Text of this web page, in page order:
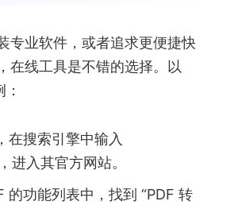
专业软件，或者追求更便捷快
在线工具是不错的选择。以
在搜索引擎中输入
进入其官方网站。
的功能列表中，找到 “PDF 转